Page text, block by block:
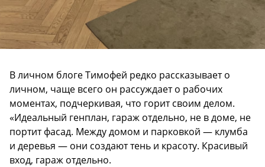
В личном блоге Тимофей редко рассказывает о
личном, чаще всего он рассуждает о рабочих
моментах, подчеркивая, что горит своим делом.
«Идеальный генплан, гараж отдельно, не в доме, не
портит фасад. Между домом и парковкой — клумба
и деревья — они создают тень и красоту. Красивый
вход, гараж отдельно.